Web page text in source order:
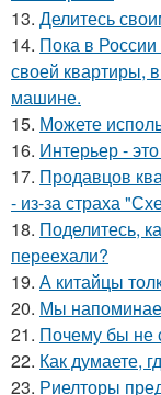
13. Делитесь
14. Пока в России
своей квартиры,
машине.
15. Можете
16. Интерьер -
17. Продавцов
- из-за страха
18. Поделитесь,
переехали?
19. А китайцы
20. Мы
21. Почему бы не
22. Как думаете,
23. Риелторы